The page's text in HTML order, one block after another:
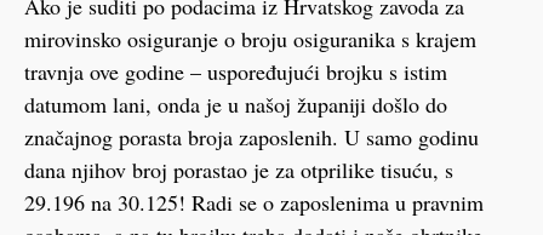
Ako je suditi po podacima iz Hrvatskog zavoda za
mirovinsko osiguranje o broju osiguranika s krajem
travnja ove godine – uspoređujući brojku s istim
datumom lani, onda je u našoj županiji došlo do
značajnog porasta broja zaposlenih. U samo godinu
dana njihov broj porastao je za otprilike tisuću, s
29.196 na 30.125! Radi se o zaposlenima u pravnim